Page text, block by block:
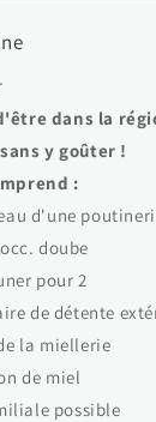
dans la
y goûter !
:
d'une
doube
pour 2
de détente
la miellerie
de miel
possible